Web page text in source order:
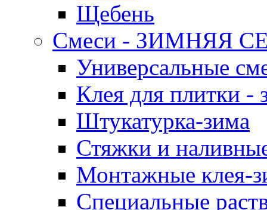
Щебень
Смеси - ЗИМНЯЯ
Универсальные
Клея для плитки -
Штукатурка-зима
Стяжки и
Монтажные клея-
Специальные